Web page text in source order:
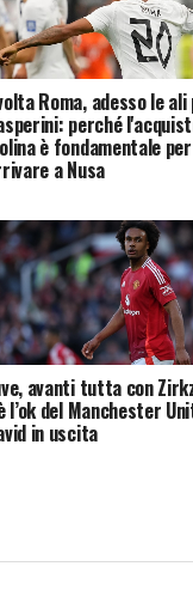
Roma, adesso le ali
perché
è fondamentale per
a Nusa
avanti tutta con
l’ok del Manchester
in uscita